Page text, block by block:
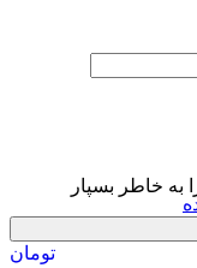
به خاطر بسپار
تومان